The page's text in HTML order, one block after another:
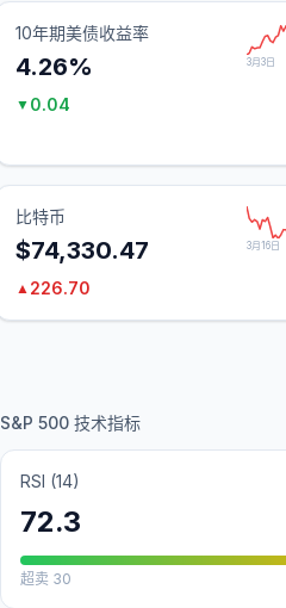
10年期美债收益率
4.26% 3月3日
▼ 0.04
比特币
$74,330.47 3月16日
▲ 226.70
S&P 500 技术指标
RSI (14)
72.3
超卖 30